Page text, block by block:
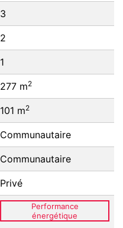
3
2
1
277 m2
101 m2
Communautaire
Communautaire
Privé
Performance
énergétique